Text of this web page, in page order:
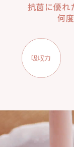
抗菌に優れ
何
吸収力